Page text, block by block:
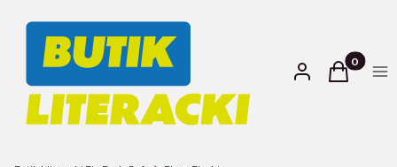
Zaloguj sięProdukty
Koszyk